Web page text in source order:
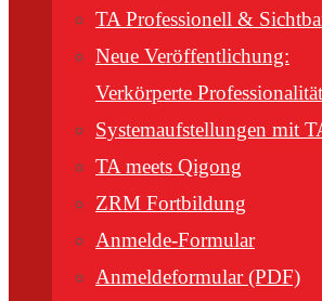
TA Professionell &
Neue Veröffentlichung:
Verkörperte Professionalität
Systemaufstellungen mit
TA meets Qigong
ZRM Fortbildung
Anmelde-Formular
Anmeldeformular (PDF)